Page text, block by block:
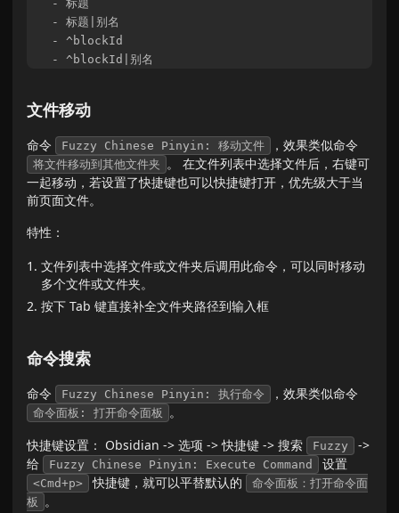
  - 标题
  - 标题|别名
  - ^blockId
文件移动
命令 Fuzzy Chinese Pinyin: 移动文件 ，效果类似命令
将文件移动到其他文件夹 。 在文件列表中选择文件后，右键可
一起移动，若设置了快捷键也可以快捷键打开，优先级大于当
前页面文件。
特性：
文件列表中选择文件或文件夹后调用此命令，可以同时移动
多个文件或文件夹。
按下 Tab 键直接补全文件夹路径到输入框
命令搜索
命令 Fuzzy Chinese Pinyin: 执行命令 ，效果类似命令
命令面板: 打开命令面板
。
快捷键设置： Obsidian -> 选项 -> 快捷键 -> 搜索
Fuzzy
->
给
Fuzzy Chinese Pinyin: Execute Command 设置
<Cmd+p> 快捷键，就可以平替默认的
命令面板：打开命令面
板
。